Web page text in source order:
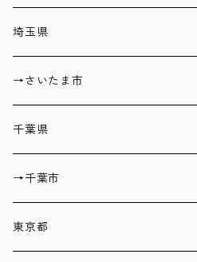
埼玉県
→さいたま市
千葉県
→千葉市
東京都